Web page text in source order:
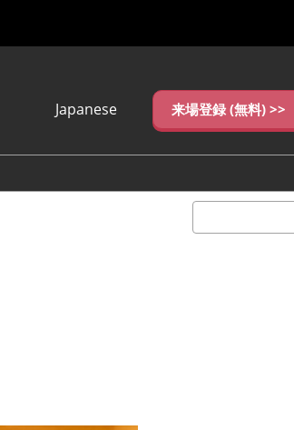
Japanese
简体中文
来場登録 (無料) >>